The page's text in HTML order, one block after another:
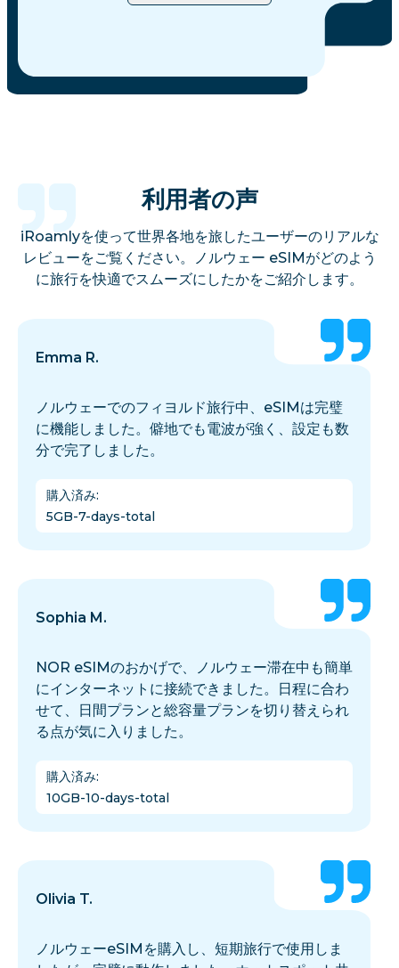
利用者の声
iRoamlyを使って世界各地を旅したユーザーのリアルな
レビューをご覧ください。ノルウェー eSIMがどのよう
に旅行を快適でスムーズにしたかをご紹介します。
Emma R.
ノルウェーでのフィヨルド旅行中、eSIMは完璧
に機能しました。僻地でも電波が強く、設定も数
分で完了しました。
購入済み:
5GB-7-days-total
Sophia M.
NOR eSIMのおかげで、ノルウェー滞在中も簡単
にインターネットに接続できました。日程に合わ
せて、日間プランと総容量プランを切り替えられ
る点が気に入りました。
購入済み:
10GB-10-days-total
Olivia T.
ノルウェーeSIMを購入し、短期旅行で使用しま